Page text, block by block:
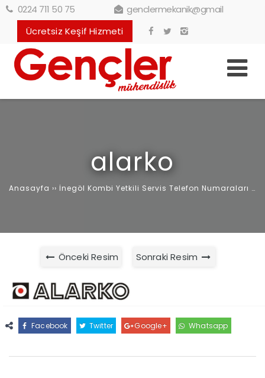
0224 711 50 75
genclermekanik@gmail
Ücretsiz Keşif Hizmeti
alarko
Anasayfa ›› İnegöl Kombi Yetkili Servis Telefon Numaraları ››
Önceki Resim Sonraki Resim
Facebook Twitter Google+ Whatsapp